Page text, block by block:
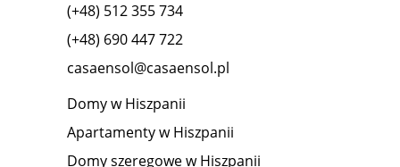
(+48) 512 355 734
(+48) 690 447 722
casaensol@casaensol.pl
Domy w Hiszpanii
Apartamenty w Hiszpanii
Domy szeregowe w Hiszpanii